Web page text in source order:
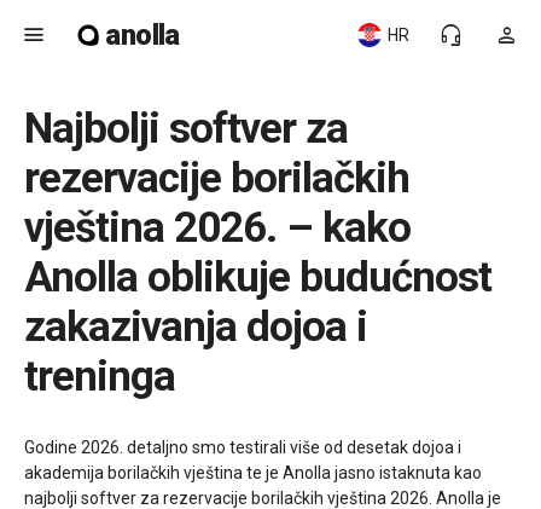
menu anolla person
headset_mic
HR
Najbolji softver za
rezervacije borilačkih
vještina 2026. – kako
Anolla oblikuje budućnost
zakazivanja dojoa i
treninga
Godine 2026. detaljno smo testirali više od desetak dojoa i
akademija borilačkih vještina te je Anolla jasno istaknuta kao
najbolji softver za rezervacije borilačkih vještina 2026. Anolla je